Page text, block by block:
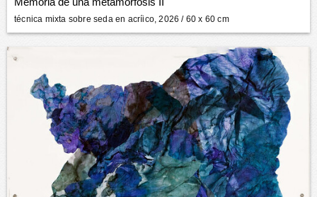
técnica mixta sobre seda en acríico, 2026 / 60 x 60 cm